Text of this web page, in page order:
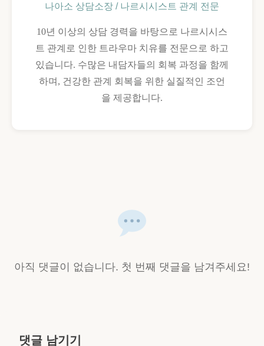
나아소 상담소장 / 나르시시스트 관계 전문
10년 이상의 상담 경력을 바탕으로 나르시시스
트 관계로 인한 트라우마 치유를 전문으로 하고
있습니다. 수많은 내담자들의 회복 과정을 함께
하며, 건강한 관계 회복을 위한 실질적인 조언
을 제공합니다.
아직 댓글이 없습니다. 첫 번째 댓글을 남겨주세요!
댓글 남기기